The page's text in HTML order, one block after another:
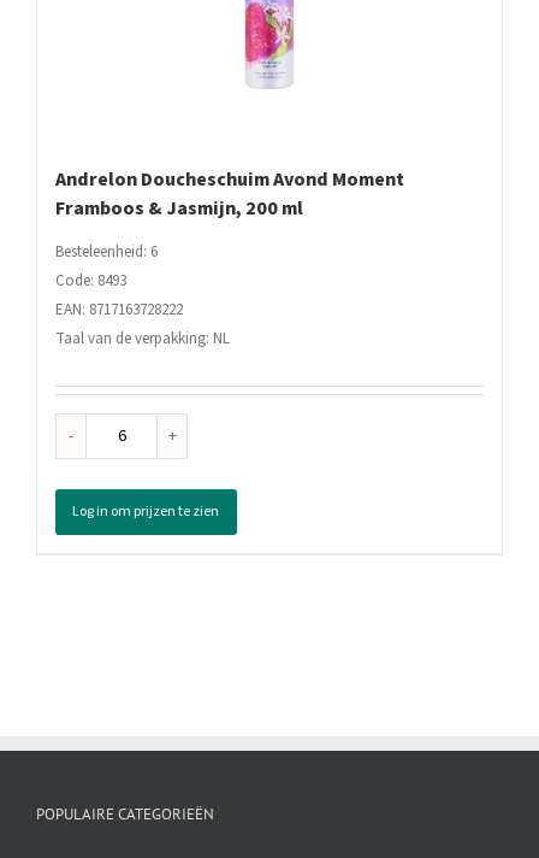
Andrelon Doucheschuim Avond Moment
Framboos & Jasmijn, 200 ml
Besteleenheid: 6
Code: 8493
EAN: 8717163728222
Taal van de verpakking: NL
Andrelon
Avond
Moment
Framboos
Log in om prijzen te zien
POPULAIRE CATEGORIEËN